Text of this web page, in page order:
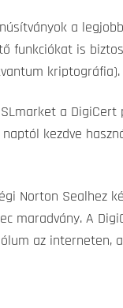
a
funkciókat is
kriptográfia).
a
kezdve
Norton Sealhez
maradvány. A
az interneten,